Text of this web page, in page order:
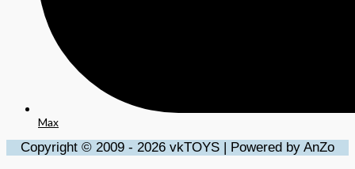
Max
Copyright © 2009 - 2026 vkTOYS | Powered by AnZo